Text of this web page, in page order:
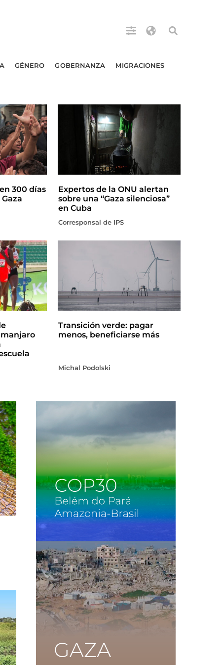
GÉNERO GOBERNANZA MIGRACIONES
300 días
Expertos de la ONU alertan
sobre una “Gaza silenciosa”
en Cuba
Corresponsal de IPS
Transición verde: pagar
menos, beneficiarse más
Michal Podolski